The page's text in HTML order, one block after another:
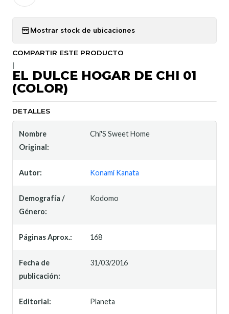
Mostrar stock de ubicaciones
COMPARTIR ESTE PRODUCTO
EL DULCE HOGAR DE CHI 01
(COLOR)
DETALLES
Nombre
Original:
Chi'S Sweet Home
Autor: Konami Kanata
Demografía /
Género:
Kodomo
Páginas Aprox.: 168
Fecha de
publicación:
31/03/2016
Editorial: Planeta